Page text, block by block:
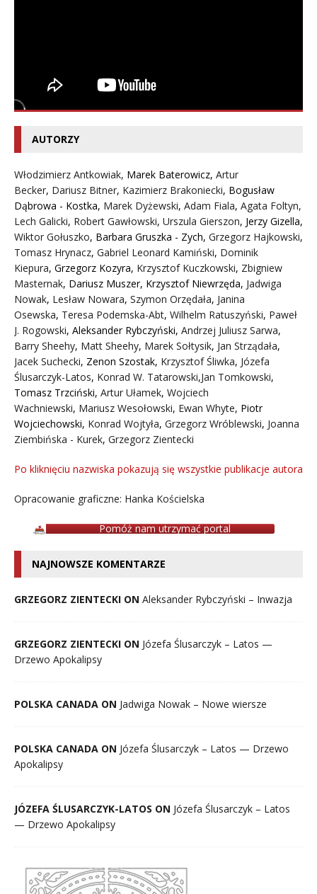
AUTORZY
Włodzimierz Antkowiak, Marek Baterowicz, Artur
Becker, Dariusz Bitner, Kazimierz Brakoniecki, Bogusław
Dąbrowa - Kostka, Marek Dyżewski, Adam Fiala, Agata Foltyn,
Lech Galicki, Robert Gawłowski, Urszula Gierszon, Jerzy Gizella,
Wiktor Gołuszko, Barbara Gruszka - Zych, Grzegorz Hajkowski,
Tomasz Hrynacz, Gabriel Leonard Kamiński, Dominik
Kiepura, Grzegorz Kozyra, Krzysztof Kuczkowski, Zbigniew
Masternak, Dariusz Muszer, Krzysztof Niewrzęda, Jadwiga
Nowak, Lesław Nowara, Szymon Orzędała, Janina
Osewska, Teresa Podemska-Abt, Wilhelm Ratuszyński, Paweł
J. Rogowski, Aleksander Rybczyński, Andrzej Juliusz Sarwa,
Barry Sheehy, Matt Sheehy, Marek Sołtysik, Jan Strządała,
Jacek Suchecki, Zenon Szostak, Krzysztof Śliwka, Józefa
Ślusarczyk-Latos, Konrad W. Tatarowski,Jan Tomkowski,
Tomasz Trzciński, Artur Ułamek, Wojciech
Wachniewski, Mariusz Wesołowski, Ewan Whyte, Piotr
Wojciechowski, Konrad Wojtyła, Grzegorz Wróblewski, Joanna
Ziembińska - Kurek, Grzegorz Zientecki
Po kliknięciu nazwiska pokazują się wszystkie publikacje autora
Opracowanie graficzne: Hanka Kościelska
Pomóż nam utrzymać portal
NAJNOWSZE KOMENTARZE
GRZEGORZ ZIENTECKI ON Aleksander Rybczyński – Inwazja
GRZEGORZ ZIENTECKI ON Józefa Ślusarczyk – Latos —
Drzewo Apokalipsy
POLSKA CANADA ON Jadwiga Nowak – Nowe wiersze
POLSKA CANADA ON Józefa Ślusarczyk – Latos — Drzewo
Apokalipsy
JÓZEFA ŚLUSARCZYK-LATOS ON Józefa Ślusarczyk – Latos
— Drzewo Apokalipsy